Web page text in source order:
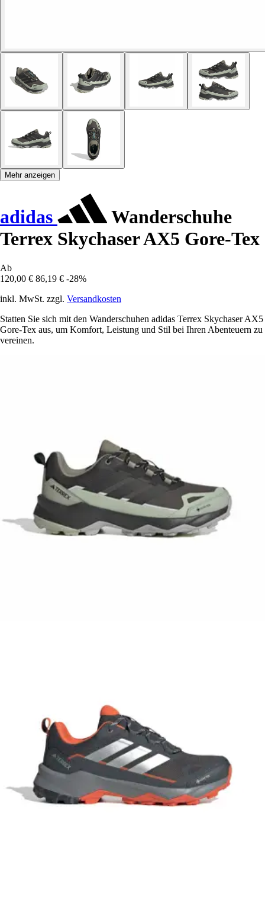
Mehr anzeigen
adidas
Wanderschuhe
Terrex Skychaser AX5 Gore-Tex
Ab
120,00 € 86,19 € -28%
inkl. MwSt. zzgl. Versandkosten
Statten Sie sich mit den Wanderschuhen adidas Terrex Skychaser AX5
Gore-Tex aus, um Komfort, Leistung und Stil bei Ihren Abenteuern zu
vereinen.